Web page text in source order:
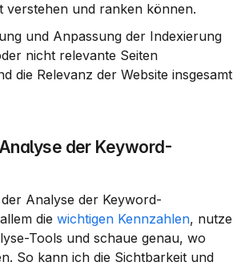
verstehen und ranken können.
und Anpassung der Indexierung
nicht relevante Seiten
die Relevanz der Website insgesamt
der Keyword-
Analyse der Keyword-
die wichtigen Kennzahlen, nutze
Tools und schaue genau, wo
So kann ich die Sichtbarkeit und